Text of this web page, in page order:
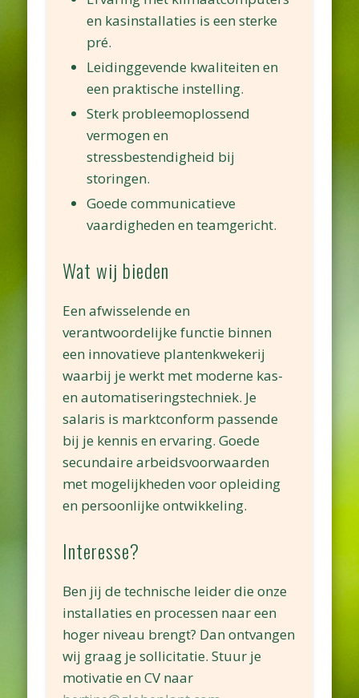
en kasinstallaties is een sterke
pré.
Leidinggevende kwaliteiten en
een praktische instelling.
Sterk probleemoplossend
vermogen en
stressbestendigheid bij
storingen.
Goede communicatieve
vaardigheden en teamgericht.
Wat wij bieden
Een afwisselende en
verantwoordelijke functie binnen
een innovatieve plantenkwekerij
waarbij je werkt met moderne kas-
en automatiseringstechniek. Je
salaris is marktconform passende
bij je kennis en ervaring. Goede
secundaire arbeidsvoorwaarden
met mogelijkheden voor opleiding
en persoonlijke ontwikkeling.
Interesse?
Ben jij de technische leider die onze
installaties en processen naar een
hoger niveau brengt? Dan ontvangen
wij graag je sollicitatie. Stuur je
motivatie en CV naar